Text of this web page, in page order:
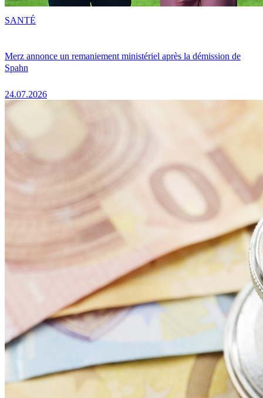
Merz annonce un remaniement ministériel après la démission de
Spahn
24.07.2026
SANTÉ